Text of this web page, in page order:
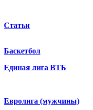
Статьи
Баскетбол
Единая лига ВТБ
Евролига (мужчины)